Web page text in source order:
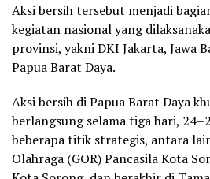
Aksi bersih tersebut menjadi
kegiatan nasional yang
provinsi, yakni DKI Jakarta, Jawa
Papua Barat Daya.
Aksi bersih di Papua Barat Daya
berlangsung selama tiga hari,
beberapa titik strategis, antara
Olahraga (GOR) Pancasila Kota